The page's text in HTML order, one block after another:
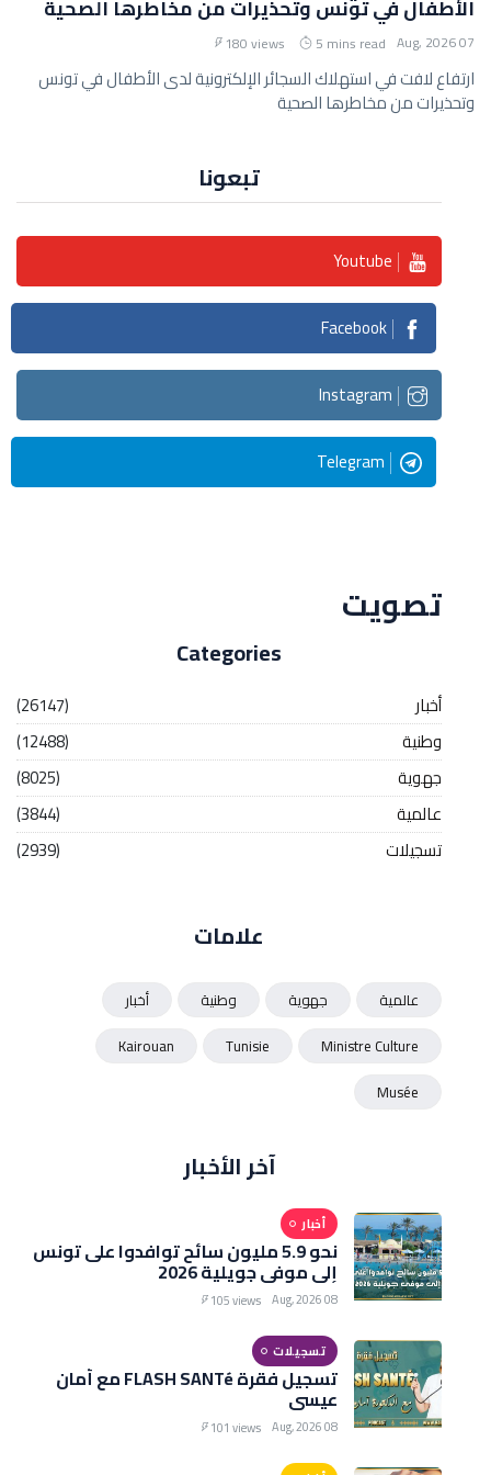
الأطفال في تونس وتحذيرات من مخاطرها الصحية
07 Aug, 2026
5 mins read
180 views
ارتفاع لافت في استهلاك السجائر الإلكترونية لدى الأطفال في تونس
وتحذيرات من مخاطرها الصحية
تبعونا
Youtube
Facebook
Instagram
Telegram
تصويت
Categories
أخبار
(26147)
وطنية
(12488)
جهوية
(8025)
عالمية
(3844)
تسجيلات
(2939)
علامات
عالمية جهوية وطنية
أخبار
Ministre Culture
Tunisie
Kairouan
Musée
آخر الأخبار
أخبار
نحو 5.9 مليون سائح توافدوا على تونس
إلى موفى جويلية 2026
08 Aug, 2026
105 views
تسجيلات
تسجيل فقرة FLASH SANTé مع أمان
عيسى
08 Aug, 2026
101 views